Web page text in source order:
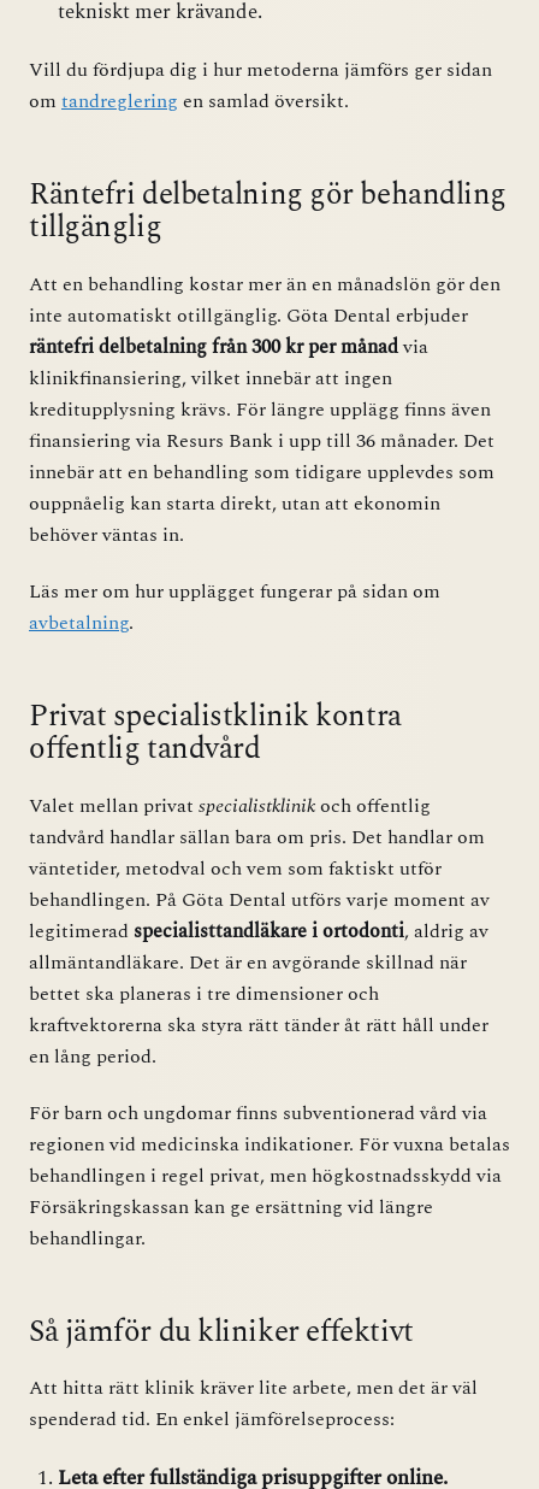
tekniskt mer krävande.
Vill du fördjupa dig i hur metoderna jämförs ger sidan
om tandreglering en samlad översikt.
Räntefri delbetalning gör behandling
tillgänglig
Att en behandling kostar mer än en månadslön gör den
inte automatiskt otillgänglig. Göta Dental erbjuder
räntefri delbetalning från 300 kr per månadvia
klinikfinansiering, vilket innebär att ingen
kreditupplysning krävs. För längre upplägg finns även
finansiering via Resurs Bank i upp till 36 månader. Det
innebär att en behandling som tidigare upplevdes som
ouppnåelig kan starta direkt, utan att ekonomin
behöver väntas in.
Läs mer om hur upplägget fungerar på sidan om
avbetalning.
Privat specialistklinik kontra
offentlig tandvård
Valet mellan privat specialistklinikoch offentlig
tandvård handlar sällan bara om pris. Det handlar om
väntetider, metodval och vem som faktiskt utför
behandlingen. På Göta Dental utförs varje moment av
legitimerad specialisttandläkare i ortodonti, aldrig av
allmäntandläkare. Det är en avgörande skillnad när
bettet ska planeras i tre dimensioner och
kraftvektorerna ska styra rätt tänder åt rätt håll under
en lång period.
För barn och ungdomar finns subventionerad vård via
regionen vid medicinska indikationer. För vuxna betalas
behandlingen i regel privat, men högkostnadsskydd via
Försäkringskassan kan ge ersättning vid längre
behandlingar.
Så jämför du kliniker effektivt
Att hitta rätt klinik kräver lite arbete, men det är väl
spenderad tid. En enkel jämförelseprocess:
Leta efter fullständiga prisuppgifter online.